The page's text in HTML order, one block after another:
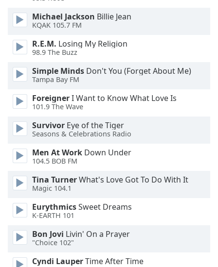
dialog
Escape
cancel
window.
Background
Color
Opacity
Michael Jackson Billie Jean
KQAK 105.7 FM
R.E.M. Losing My Religion
98.9 The Buzz
Simple Minds Don't You (Forget About Me)
Tampa Bay FM
ForeignerI Want to Know What Love Is
101.9 The Wave
Survivor Eye of the Tiger
Seasons & Celebrations Radio
Men At Work Down Under
104.5 BOB FM
Tina TurnerWhat's Love Got To Do With It
Magic 104.1
EurythmicsSweet Dreams
K-EARTH 101
Bon Jovi Livin' On a Prayer
"Choice 102"
Cyndi LauperTime After Time